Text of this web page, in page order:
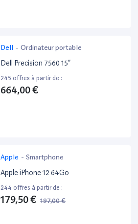
Dell - Ordinateur portable
Dell Precision 7560 15”
245 offres à partir de :
664,00 €
Apple - Smartphone
Apple iPhone 12 64Go
244 offres à partir de :
179,50 € 197,00 €